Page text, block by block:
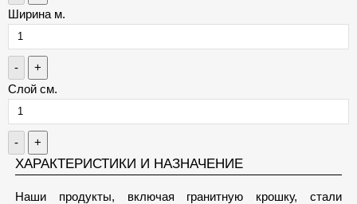
Ширина м.
-
+
Слой см.
- +
ХАРАКТЕРИСТИКИ И НАЗНАЧЕНИЕ
Наши продукты, включая гранитную крошку, стали